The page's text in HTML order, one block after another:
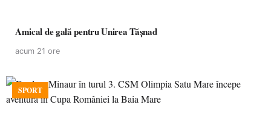
Amical de gală pentru Unirea Tășnad
acum 21 ore
SPORT